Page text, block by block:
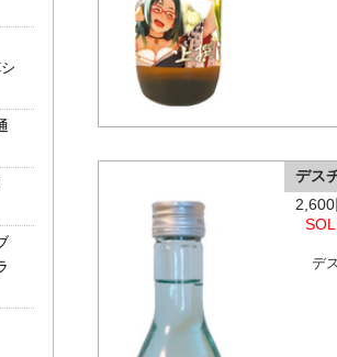
デス
デ